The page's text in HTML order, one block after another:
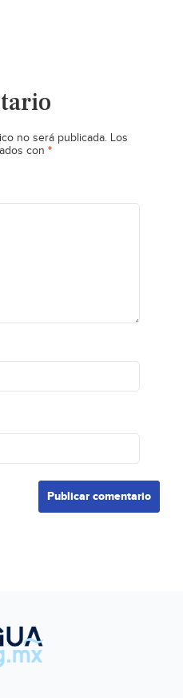
no será publicada. Los
con *